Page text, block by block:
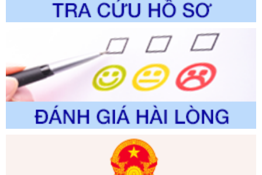
Số kí hiệu:2310/QĐ-UBND
Tên: Về việc công bố Danh mục thủ tục hành chính sửa
đổi, bổ sung và phê duyệt Quy trình nội bộ, quy trình điện tử
trong giải quyết thủtục hành chính lĩnh vực biến đổi khí hậu
thuộc phạm vi giải quyết của Sở Nông nghiệp và Môi
trường
Ngày ban hành: 01/06/2026
Số kí hiệu:
Tên: V/v công bố danh mục thủ tục hành chính được sửa
đổi, bổ sung và phê duyệt quy trình nội bộ, quy trình điện tử
phạm vi chức năng quản lý của Sở Tư pháp
Ngày ban hành: 01/06/2026